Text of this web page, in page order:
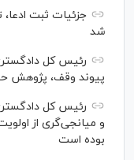
شد
رئیس کل
پیوند وقف، پژوهش
رئیس کل
و میانجی‌گری از
بوده است